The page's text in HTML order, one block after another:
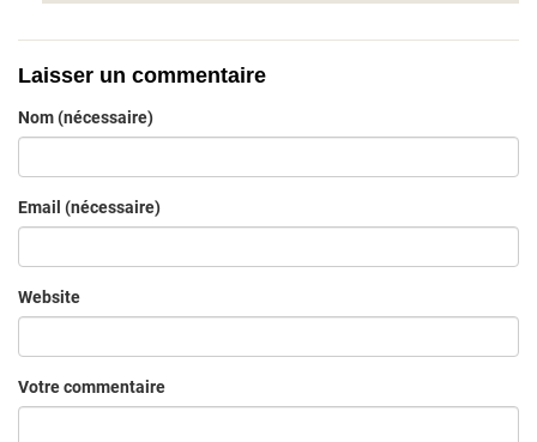
Laisser un commentaire
Nom (nécessaire)
Email (nécessaire)
Website
Votre commentaire